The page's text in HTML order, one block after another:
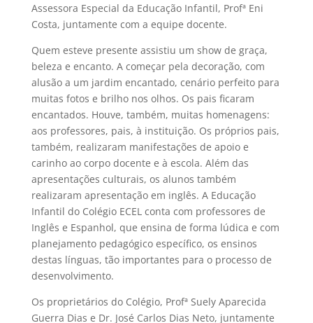
Assessora Especial da Educação Infantil, Profª Eni
Costa, juntamente com a equipe docente.
Quem esteve presente assistiu um show de graça,
beleza e encanto. A começar pela decoração, com
alusão a um jardim encantado, cenário perfeito para
muitas fotos e brilho nos olhos. Os pais ficaram
encantados. Houve, também, muitas homenagens:
aos professores, pais, à instituição. Os próprios pais,
também, realizaram manifestações de apoio e
carinho ao corpo docente e à escola. Além das
apresentações culturais, os alunos também
realizaram apresentação em inglês. A Educação
Infantil do Colégio ECEL conta com professores de
Inglês e Espanhol, que ensina de forma lúdica e com
planejamento pedagógico específico, os ensinos
destas línguas, tão importantes para o processo de
desenvolvimento.
Os proprietários do Colégio, Profª Suely Aparecida
Guerra Dias e Dr. José Carlos Dias Neto, juntamente